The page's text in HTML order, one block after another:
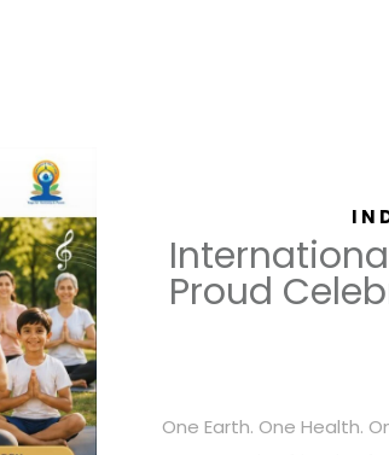
Proud
One Earth. One Health.